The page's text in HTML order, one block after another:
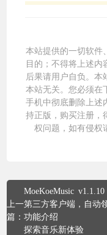
本站提供的一切软件
目的；不得将上述内
后果请用户自负。本
本站无关。您必须在
手机中彻底删除上述
持正版，购买注册，
权问题，如有侵权
MoeKoeMusic v1.1.10
第三方客户端，自动
功能介绍
探索音乐新体验